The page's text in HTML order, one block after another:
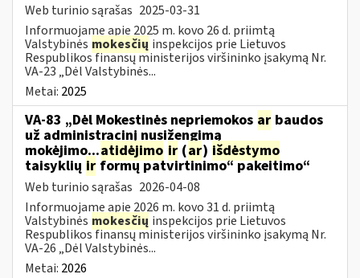
Web turinio sąrašas 2025-03-31
Informuojame apie 2025 m. kovo 26 d. priimtą
Valstybinės mokesčių inspekcijos prie Lietuvos
Respublikos finansų ministerijos viršininko įsakymą Nr.
VA-23 „Dėl Valstybinės...
Metai: 2025
VA-83 „Dėl Mokestinės nepriemokos ar baudos
už administracinį nusižengimą
mokėjimo...atidėjimo ir (ar) išdėstymo
taisyklių ir formų patvirtinimo“ pakeitimo“
Web turinio sąrašas 2026-04-08
Informuojame apie 2026 m. kovo 31 d. priimtą
Valstybinės mokesčių inspekcijos prie Lietuvos
Respublikos finansų ministerijos viršininko įsakymą Nr.
VA-26 „Dėl Valstybinės...
Metai: 2026